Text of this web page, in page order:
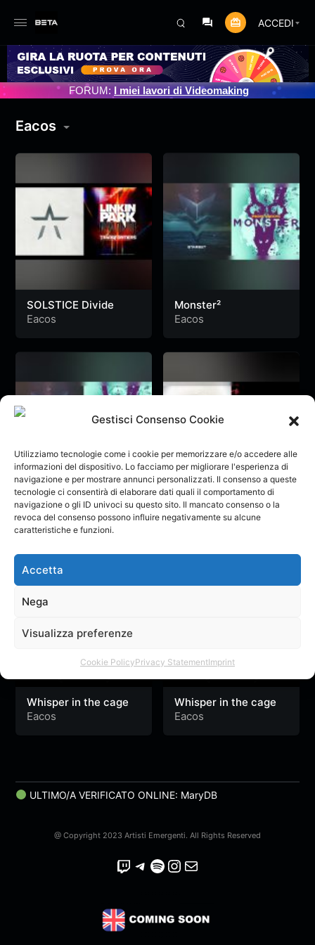
Gestisci Consenso Cookie
Utilizziamo tecnologie come i cookie per memorizzare e/o accedere alle
informazioni del dispositivo. Lo facciamo per migliorare l'esperienza di
navigazione e per mostrare annunci personalizzati. Il consenso a queste
tecnologie ci consentirà di elaborare dati quali il comportamento di
navigazione o gli ID univoci su questo sito. Il mancato consenso o la
revoca del consenso possono influire negativamente su alcune
caratteristiche e funzioni.
Accetta
Nega
Visualizza preferenze
Cookie PolicyPrivacy StatementImprint
ACCEDI
PROGRAMMATO 3/07/2025
FORUM: I miei lavori di Videomaking
Eacos
SOLSTICE Divide
Eacos
Monster²
Eacos
Monster²
Eacos
Monster I have
become
Eacos
Whisper in the cage
Eacos
Whisper in the cage
Eacos
ULTIMO/A VERIFICATO ONLINE: MaryDB
@ Copyright 2023 Artisti Emergenti. All Rights Reserved
Twitch Telegram Spotify Instagram Email